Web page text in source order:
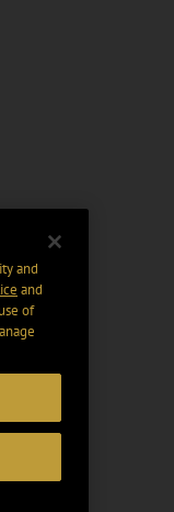
and
and
of